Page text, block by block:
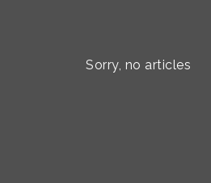
Sorry, no articles